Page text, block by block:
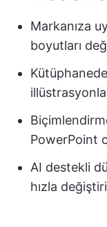
Markanıza
boyutları
PowerPoint
AI destekli
hızla